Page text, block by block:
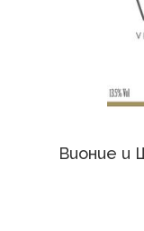
Вионие и